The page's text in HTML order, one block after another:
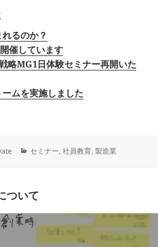
るのか？
催しています
略MG1日体験セミナー再開いた
ムを実施しました
カ
ー
セミナー,社員教育,製造業
ついて